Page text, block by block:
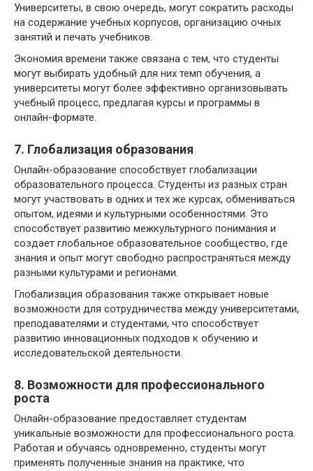
Университеты, в свою очередь, могут сократить расходы
на содержание учебных корпусов, организацию очных
занятий и печать учебников.
Экономия времени также связана с тем, что студенты
могут выбирать удобный для них темп обучения, а
университеты могут более эффективно организовывать
учебный процесс, предлагая курсы и программы в
онлайн-формате.
7. Глобализация образования
Онлайн-образование способствует глобализации
образовательного процесса. Студенты из разных стран
могут участвовать в одних и тех же курсах, обмениваться
опытом, идеями и культурными особенностями. Это
способствует развитию межкультурного понимания и
создает глобальное образовательное сообщество, где
знания и опыт могут свободно распространяться между
разными культурами и регионами.
Глобализация образования также открывает новые
возможности для сотрудничества между университетами,
преподавателями и студентами, что способствует
развитию инновационных подходов к обучению и
исследовательской деятельности.
8. Возможности для профессионального
роста
Онлайн-образование предоставляет студентам
уникальные возможности для профессионального роста.
Работая и обучаясь одновременно, студенты могут
применять полученные знания на практике, что